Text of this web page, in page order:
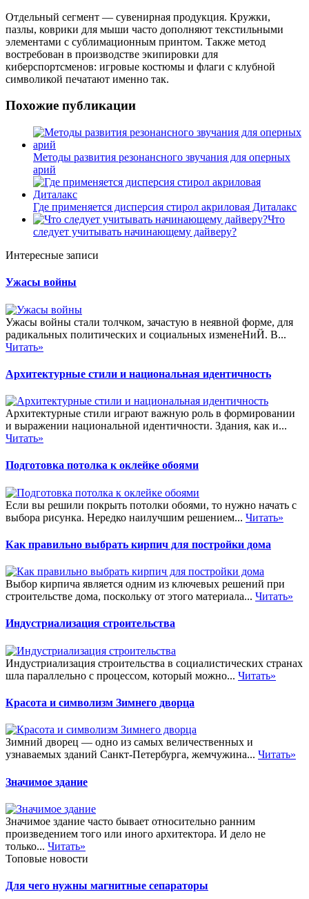
Отдельный сегмент — сувенирная продукция. Кружки,
пазлы, коврики для мыши часто дополняют текстильными
элементами с сублимационным принтом. Также метод
востребован в производстве экипировки для
киберспортсменов: игровые костюмы и флаги с клубной
символикой печатают именно так.
Похожие публикации
Методы развития резонансного звучания для оперных
арий
Где применяется дисперсия стирол акриловая Диталакс
Что
следует учитывать начинающему дайверу?
Интересные записи
Ужасы войны
Ужасы войны стали толчком, зачастую в неявной форме, для
радикальных политических и социальных изменеНиЙ. В...
Читать»
Архитектурные стили и национальная идентичность
Архитектурные стили играют важную роль в формировании
и выражении национальной идентичности. Здания, как и...
Читать»
Подготовка потолка к оклейке обоями
Если вы решили покрыть потолки обоями, то нужно начать с
выбора рисунка. Нередко наилучшим решением... Читать»
Как правильно выбрать кирпич для постройки дома
Выбор кирпича является одним из ключевых решений при
строительстве дома, поскольку от этого материала... Читать»
Индустриализация строительства
Индустриализация строительства в социалистических странах
шла параллельно с процессом, который можно... Читать»
Красота и символизм Зимнего дворца
Зимний дворец — одно из самых величественных и
узнаваемых зданий Санкт-Петербурга, жемчужина... Читать»
Значимое здание
Значимое здание часто бывает относительно ранним
произведением того или иного архитектора. И дело не
только... Читать»
Топовые новости
Для чего нужны магнитные сепараторы